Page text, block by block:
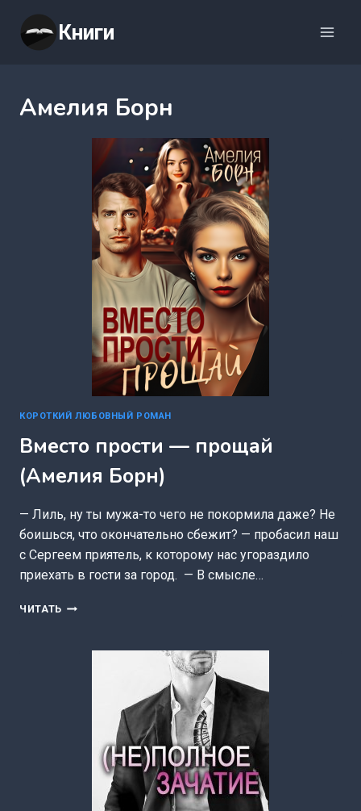
содержимому
Книги
Амелия Борн
КОРОТКИЙ ЛЮБОВНЫЙ РОМАН
Вместо прости — прощай
(Амелия Борн)
— Лиль, ну ты мужа-то чего не покормила даже? Не
боишься, что окончательно сбежит? — пробасил наш
с Сергеем приятель, к которому нас угораздило
приехать в гости за город. — В смысле…
ЧИТАТЬ ВМЕСТО
ПРОЩАЙ